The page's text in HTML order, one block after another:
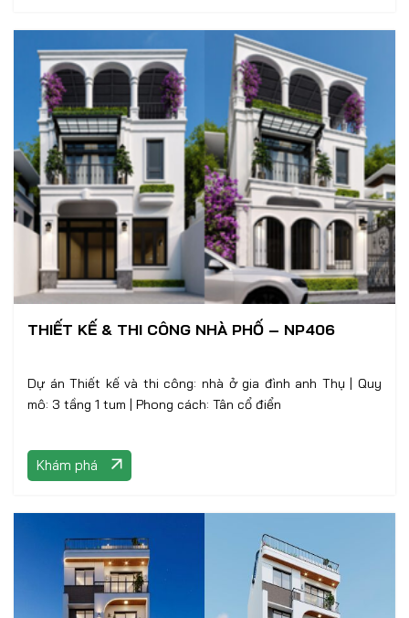
THIẾT KẾ & THI CÔNG NHÀ PHỐ – NP406
Dự án Thiết kế và thi công: nhà ở gia đình anh Thụ | Quy
mô: 3 tầng 1 tum | Phong cách: Tân cổ điển
Khám phá